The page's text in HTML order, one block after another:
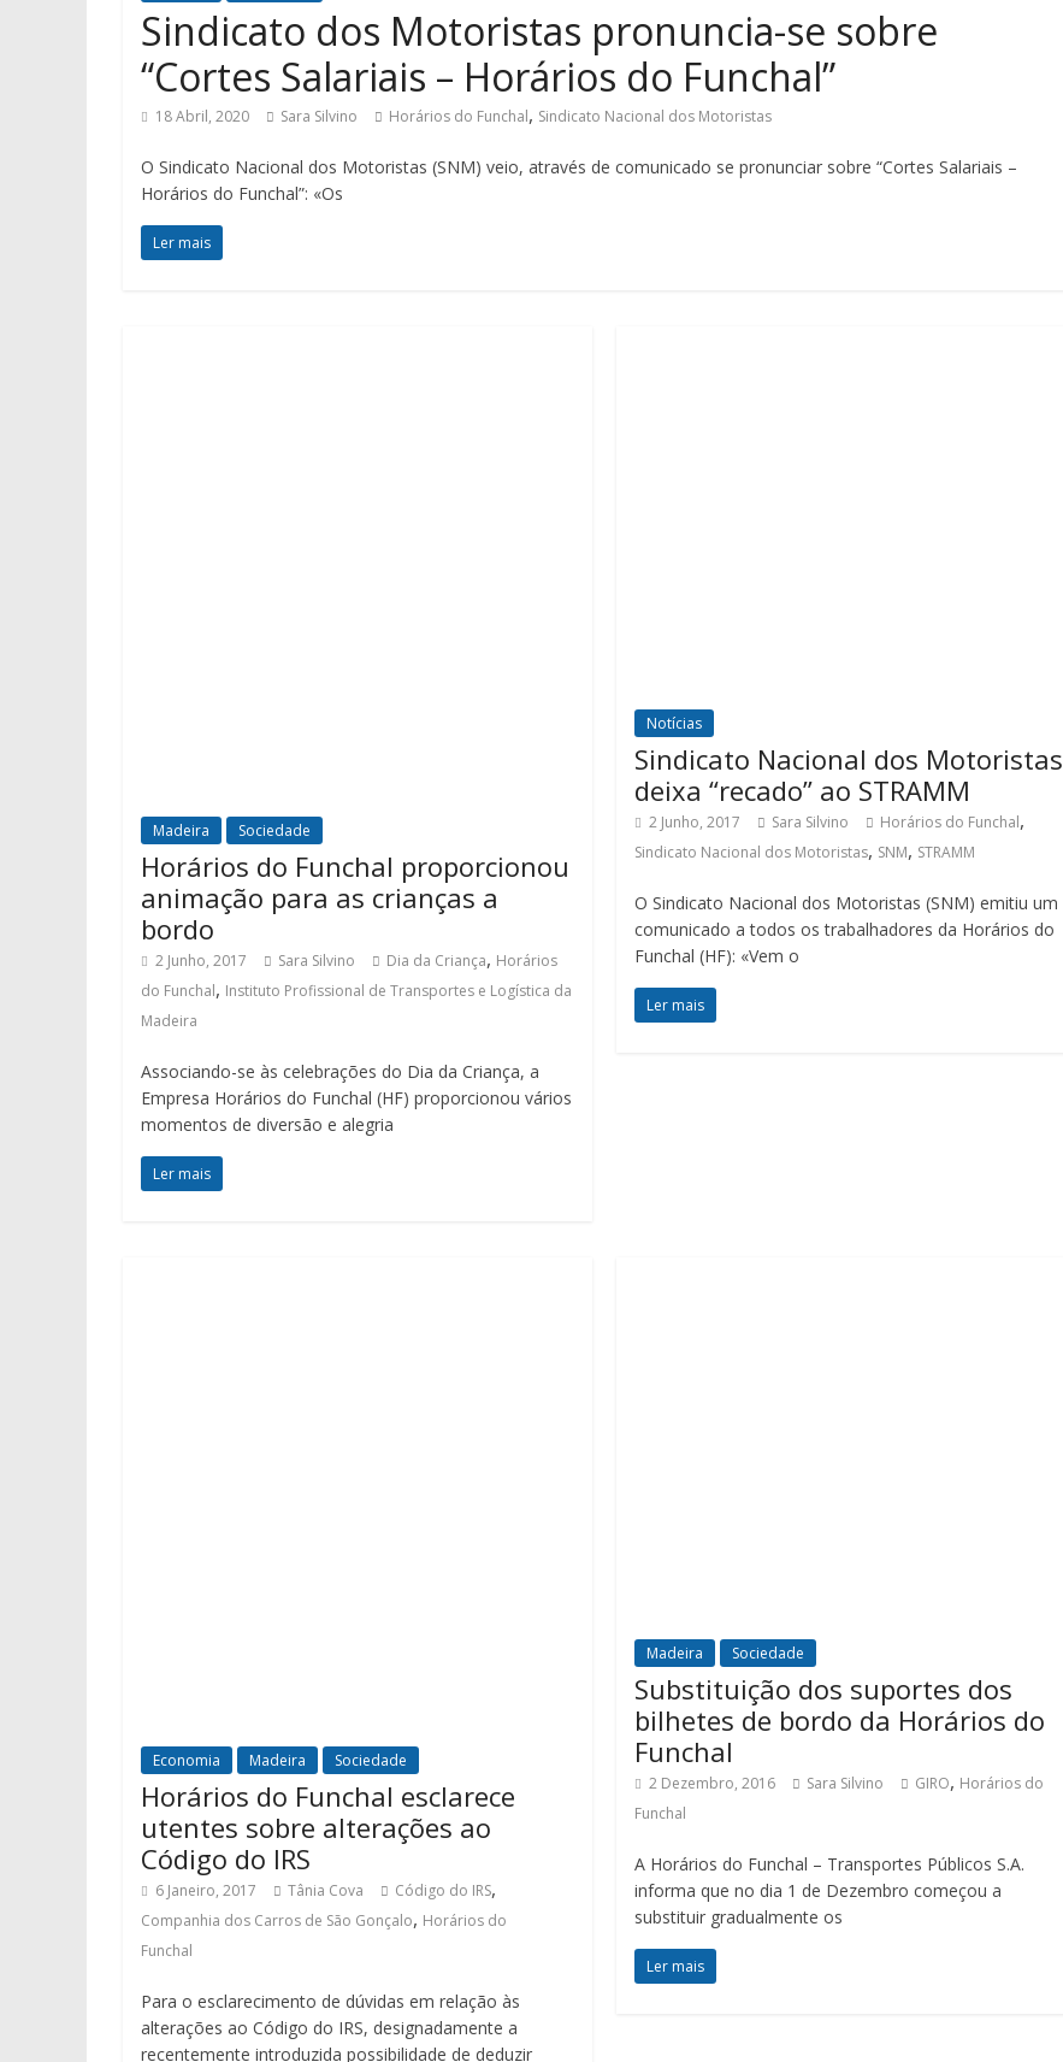
Sindicato dos Motoristas pronuncia-se sobre
“Cortes Salariais – Horários do Funchal”
18 Abril, 2020 Sara Silvino Horários do Funchal, Sindicato Nacional dos Motoristas
O Sindicato Nacional dos Motoristas (SNM) veio, através de comunicado se pronunciar sobre “Cortes Salariais –
Horários do Funchal”: «Os
Ler mais
Madeira Sociedade
Horários do Funchal proporcionou
animação para as crianças a
bordo
2 Junho, 2017 Sara Silvino Dia da Criança, Horários
do Funchal, Instituto Profissional de Transportes e Logística da
Madeira
Associando-se às celebrações do Dia da Criança, a
Empresa Horários do Funchal (HF) proporcionou vários
momentos de diversão e alegria
Ler mais
Notícias
Sindicato Nacional dos Motoristas
deixa “recado” ao STRAMM
2 Junho, 2017 Sara Silvino Horários do Funchal,
Sindicato Nacional dos Motoristas, SNM, STRAMM
O Sindicato Nacional dos Motoristas (SNM) emitiu um
comunicado a todos os trabalhadores da Horários do
Funchal (HF): «Vem o
Ler mais
Economia Madeira Sociedade
Horários do Funchal esclarece
utentes sobre alterações ao
Código do IRS
6 Janeiro, 2017 Tânia Cova Código do IRS,
Companhia dos Carros de São Gonçalo, Horários do
Funchal
Para o esclarecimento de dúvidas em relação às
alterações ao Código do IRS, designadamente a
recentemente introduzida possibilidade de deduzir
Madeira Sociedade
Substituição dos suportes dos
bilhetes de bordo da Horários do
Funchal
2 Dezembro, 2016 Sara Silvino GIRO, Horários do
Funchal
A Horários do Funchal – Transportes Públicos S.A.
informa que no dia 1 de Dezembro começou a
substituir gradualmente os
Ler mais